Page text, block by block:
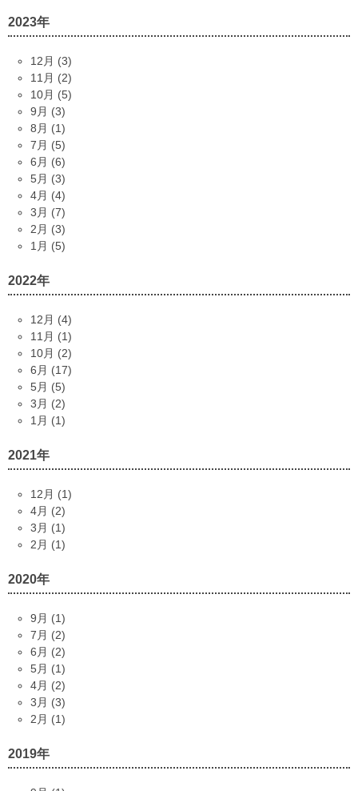
2023年
12月 (3)
11月 (2)
10月 (5)
9月 (3)
8月 (1)
7月 (5)
6月 (6)
5月 (3)
4月 (4)
3月 (7)
2月 (3)
1月 (5)
2022年
12月 (4)
11月 (1)
10月 (2)
6月 (17)
5月 (5)
3月 (2)
1月 (1)
2021年
12月 (1)
4月 (2)
3月 (1)
2月 (1)
2020年
9月 (1)
7月 (2)
6月 (2)
5月 (1)
4月 (2)
3月 (3)
2月 (1)
2019年